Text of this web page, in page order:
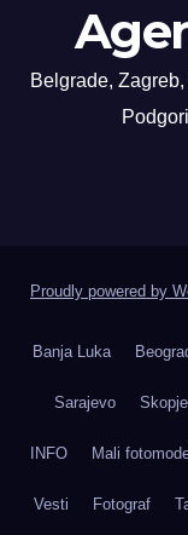
Belgrade,
Proudly powered by
Banja Luka
Sarajevo Skopje
INFO Mali
Vesti Fotograf